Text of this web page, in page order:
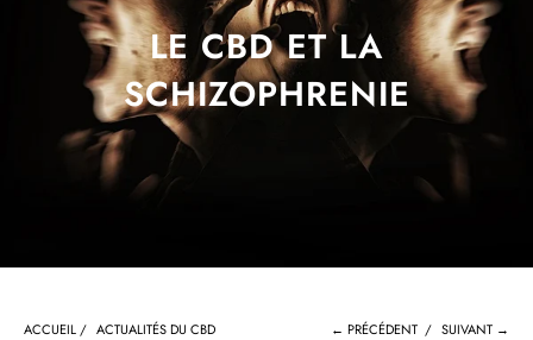
LE CBD ET LA
SCHIZOPHRENIE
ACCUEIL / ACTUALITÉS DU CBD ← PRÉCÉDENT / SUIVANT →